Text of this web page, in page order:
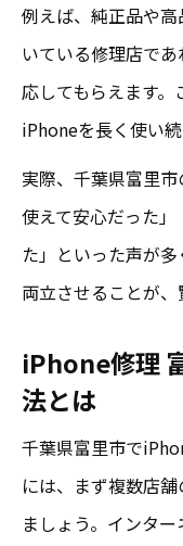
例えば、純正品や
いている修理店で
応してもらえます
iPhoneを長く使い続
実際、千葉県富里
使えて安心だった
た」といった声が
両立させることが、
iPhone修理
法とは
千葉県富里市で
には、まず複数店
ましょう。インタ